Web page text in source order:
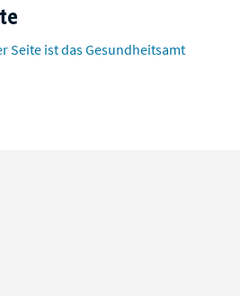
Seite ist das Gesundheitsamt